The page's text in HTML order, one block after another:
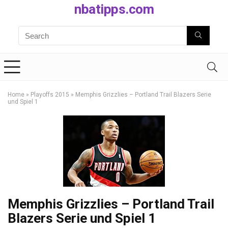
nbatipps.com
Home » Playoffs 2015 » Memphis Grizzlies – Portland Trail Blazers Serie
und Spiel 1
Memphis Grizzlies – Portland Trail
Blazers Serie und Spiel 1